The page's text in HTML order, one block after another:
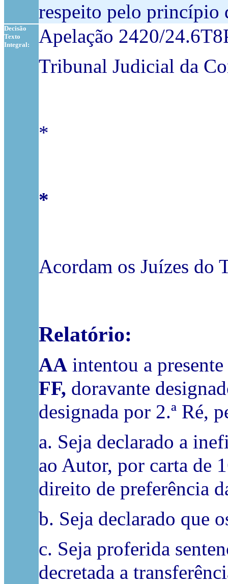
respeito pelo princípio
Decisão
Texto
Integral:
Apelação 2420/
Tribunal Judicial da
*
*
Acordam os Juízes do
Relatório:
AA intentou a
FF, doravante
designada por 2.ª Ré,
a. Seja declarado a
ao Autor, por carta de
direito de preferência
b. Seja declarado que
c. Seja proferida
decretada a